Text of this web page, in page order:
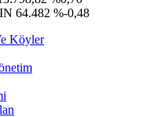
64.482 %-0,48
Köyler